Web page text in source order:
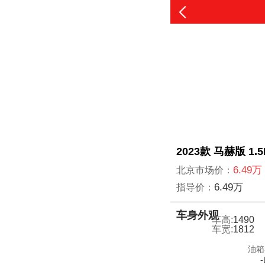
2023款 马赫版
北京市场价： 6.49万
指导价： 6.49万
车身外观
车宽:1812
车高:1490
油
-